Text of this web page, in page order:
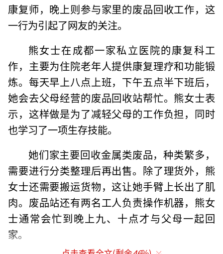
康复师，晚上则参与家里的废品回收工作，这
一行为引起了网友的关注。
熊女士在成都一家私立医院的康复科工
作，主要为住院老年人提供康复理疗和功能锻
炼。每天早上八点上班，下午五点半下班后，
她会去父母经营的废品回收站帮忙。熊女士表
示，这样做是为了减轻父母的工作负担，同时
也学习了一项生存技能。
她们家主要回收金属类废品，种类繁多，
需要进行分类整理后再出售。除了理货外，熊
女士还需要搬运货物，这让她手臂上长出了肌
肉。废品站还有两名工人负责操作机器，熊女
士通常会忙到晚上九、十点才与父母一起回
家。